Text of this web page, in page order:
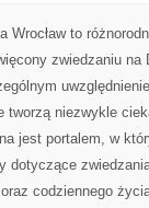
Wrocław to
zwiedzaniu na
tworzą niezwykle
jest portalem, w
dotyczące
codziennego